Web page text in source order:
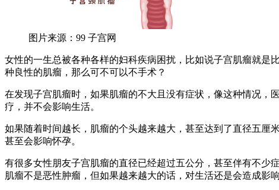
图片来源：99 子宫网
女性的一生总被各种各样的妇科疾病困扰，比如说子宫肌瘤就是
种良性的肌瘤，那么可不可以不手术？
在发现子宫肌瘤时，如果肌瘤的不大且没有症状，像这种情况，
疗，并不会影响生活。
如果随着时间越长，肌瘤的个头越来越大，甚至达到了直径五厘
甚至会影响怀孕。
有很多女性朋友子宫肌瘤的直径已经超过五公分，甚至伴有不少
肌瘤不是恶性肿瘤，但如果越来越大的话，对生活还是会造成影响